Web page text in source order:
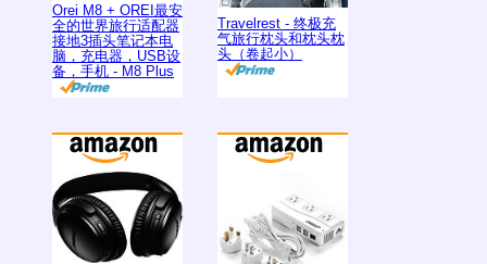
Orei M8 + OREI最安
全的世界旅行适配器
接地3插头笔记本电
脑，充电器，USB设
备，手机 - M8 Plus
Travelrest - 终极充
气旅行枕头和枕头枕
头（卷起小）